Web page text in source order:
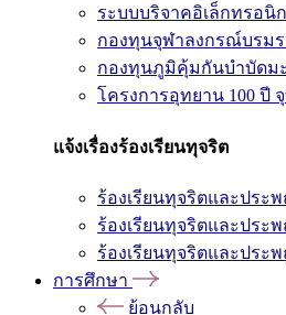
ระบบบริจาคอิเล็กทรอนิ
กองทุนจุฬาลงกรณ์บรม
กองทุนภูมิคุ้มกันบำบัดมะ
โครงการอุทยาน 100 ปี
แจ้งเรื่องร้องเรียนทุจริต
ร้องเรียนทุจริตและประ
ร้องเรียนทุจริตและประ
ร้องเรียนทุจริตและประ
การศึกษา
ย้อนกลับ